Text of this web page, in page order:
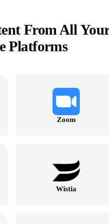
From All
Platforms
Zoom
Wistia